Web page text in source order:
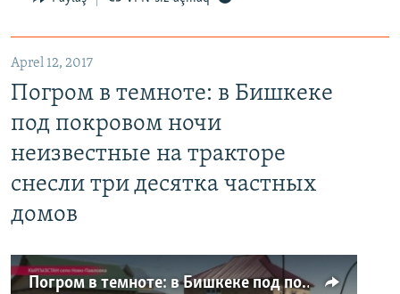
Aprel 12, 2017
Погром в темноте: в Бишкеке
под покровом ночи
неизвестные на тракторе
снесли три десятка частных
домов
Погром в темноте: в Бишкеке под покровом ночи неизвестные на тракторе снесли три десятка частных домов